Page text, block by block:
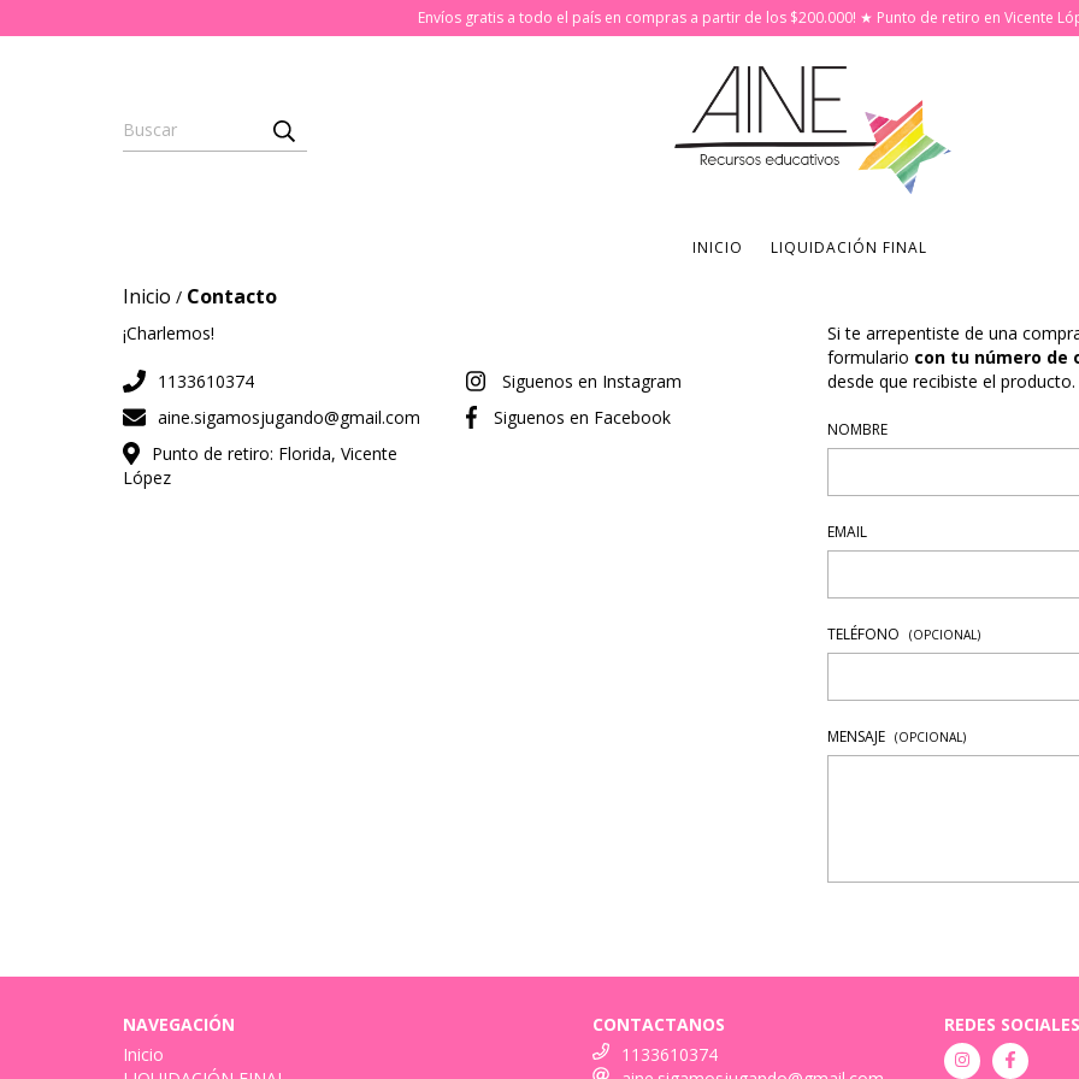
Envíos gratis a todo el país en compras a partir de los $200.000! ★ Punto de retiro en Vicente
INICIO LIQUIDACIÓN FINAL
Inicio / Contacto
¡Charlemos!
1133610374
aine.sigamosjugando@gmail.com
Punto de retiro: Florida, Vicente
López
Siguenos en Instagram
Siguenos en Facebook
Si te arrepentiste de una
formulario con tu número de
desde que recibiste el producto.
NOMBRE
EMAIL
TELÉFONO (OPCIONAL)
MENSAJE (OPCIONAL)
NAVEGACIÓN
Inicio
CONTACTANOS
1133610374
REDES SOCIALES